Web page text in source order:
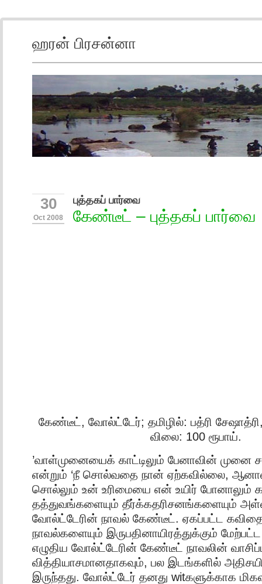
ஹரன் பிரசன்னா
30
Oct 2008
புத்தகப் பார்வை
கேண்டீட் – புத்தகப் பார்வை
கேண்டீட், வோல்ட்டேர்; தமிழில்: பத்ரி சேஷாத்ரி,
விலை: 100 ரூபாய்.
’வாள்முனையைக் காட்டிலும் பேனாவின் முனை
என்றும் ‘நீ சொல்வதை நான் ஏற்கவில்லை,
சொல்லும் உன் உரிமையை என் உயிர் போனாலும்
தத்துவங்களையும் தீர்க்கதரிசனங்களையும்
வோல்ட்டேரின் நாவல் கேண்டீட். ஏகப்பட்ட
நாவல்களையும் இருபதினாயிரத்துக்கும்
எழுதிய வோல்ட்டேரின் கேண்டீட் நாவலின்
வித்தியாசமானதாகவும், பல இடங்களில்
இருந்தது. வோல்ட்டேர் தனது witகளுக்காக